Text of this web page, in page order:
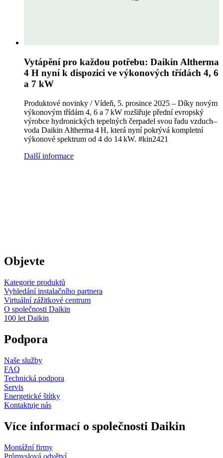
Vytápění pro každou potřebu: Daikin Altherma
4 H nyní k dispozici ve výkonových třídách 4, 6
a 7 kW
Produktové novinky / Vídeň, 5. prosince 2025 – Díky novým
výkonovým třídám 4, 6 a 7 kW rozšiřuje přední evropský
výrobce hydronických tepelných čerpadel svou řadu vzduch–
voda Daikin Altherma 4 H, která nyní pokrývá kompletní
výkonové spektrum od 4 do 14 kW. #kin2421
Další informace
Objevte
Kategorie produktů
Vyhledání instalačního partnera
Virtuální zážitkové centrum
O společnosti Daikin
100 let Daikin
Podpora
Naše služby
FAQ
Technická podpora
Servis
Energetické štítky
Kontaktuje nás
Více informací o společnosti Daikin
Montážní firmy
Průmyslová odvětví